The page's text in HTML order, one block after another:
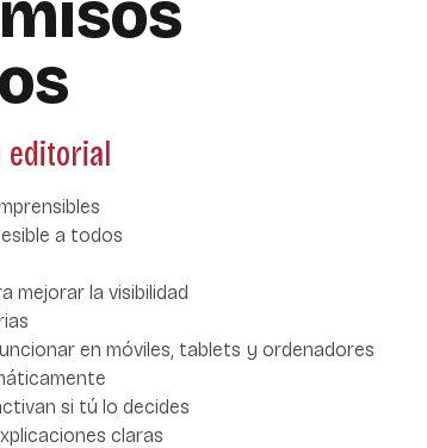
editorial
a todos
mejorar la visibilidad
en móviles, tablets y ordenadores
si tú lo decides
claras